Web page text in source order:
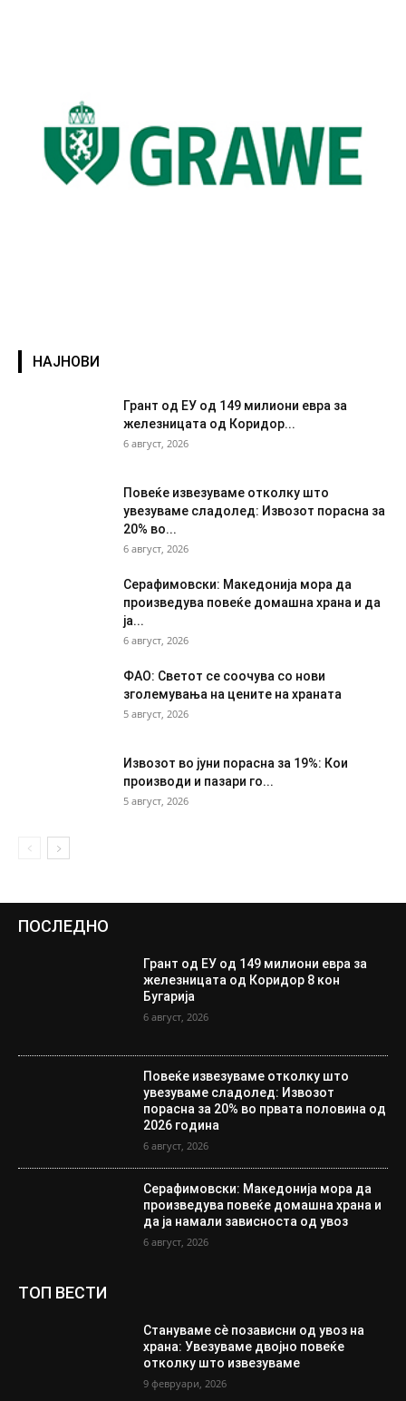
НАЈНОВИ
Грант од ЕУ од 149 милиони евра за
железницата од Коридор...
6 август, 2026
Повеќе извезуваме отколку што
увезуваме сладолед: Извозот порасна за
20% во...
6 август, 2026
Серафимовски: Македонија мора да
произведува повеќе домашна храна и да
ја...
6 август, 2026
ФАО: Светот се соочува со нови
зголемувања на цените на храната
5 август, 2026
Извозот во јуни порасна за 19%: Кои
производи и пазари го...
5 август, 2026
ПОСЛЕДНО
Грант од ЕУ од 149 милиони евра за
железницата од Коридор 8 кон
Бугарија
6 август, 2026
Повеќе извезуваме отколку што
увезуваме сладолед: Извозот
порасна за 20% во првата половина од
2026 година
6 август, 2026
Серафимовски: Македонија мора да
произведува повеќе домашна храна и
да ја намали зависноста од увоз
6 август, 2026
ТОП ВЕСТИ
Стануваме сè позависни од увоз на
храна: Увезуваме двојно повеќе
отколку што извезуваме
9 февруари, 2026